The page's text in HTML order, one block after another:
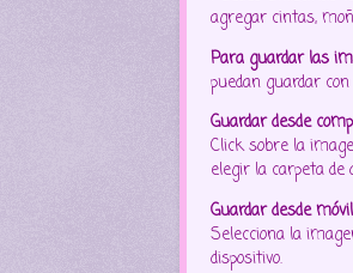
agregar cintas,
Para guardar las
puedan guardar
Guardar desde
Click sobre la
elegir la carpeta de
Guardar desde
Selecciona la
dispositivo.